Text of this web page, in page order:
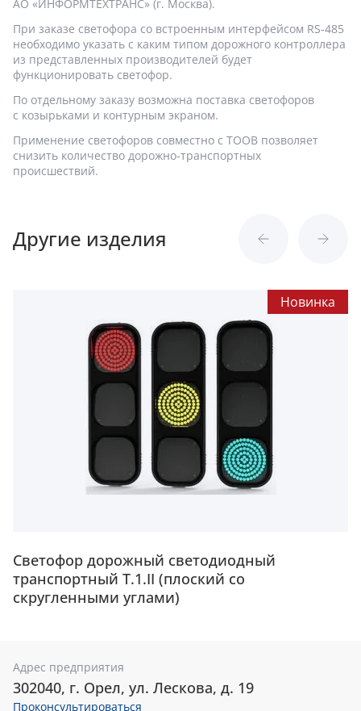
АО «ИНФОРМТЕХТРАНС» (г. Москва).
При заказе светофора со встроенным интерфейсом RS-485
необходимо указать с каким типом дорожного контроллера
из представленных производителей будет
функционировать светофор.
По отдельному заказу возможна поставка светофоров
с козырьками и контурным экраном.
Применение светофоров совместно с ТООВ позволяет
снизить количество дорожно-транспортных
происшествий.
Другие изделия
Новинка
Светофор дорожный светодиодный
транспортный Т.1.II (плоский со
скругленными углами)
Адрес предприятия
302040, г. Орел, ул. Лескова, д. 19
Проконсультироваться